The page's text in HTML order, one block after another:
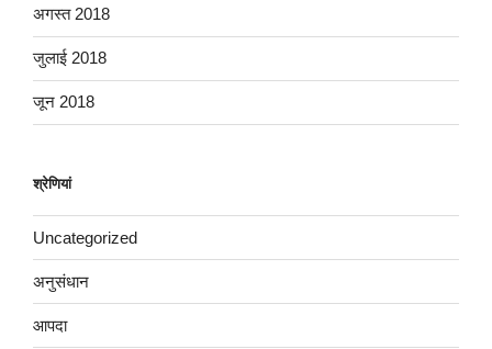
अगस्त 2018
जुलाई 2018
जून 2018
श्रेणियां
Uncategorized
अनुसंधान
आपदा